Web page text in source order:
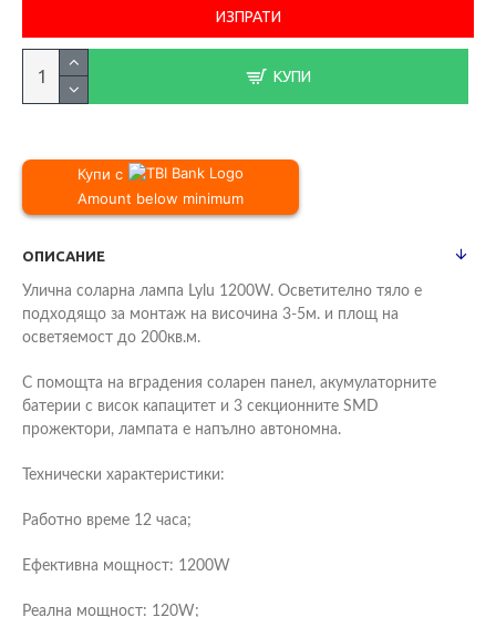
КУПИ
Купи с
Amount below minimum
ОПИСАНИЕ
Улична соларна лампа Lylu 1200W. Осветително тяло е
подходящо за монтаж на височина 3-5м. и площ на
осветяемост до 200кв.м.
С помощта на вградения соларен панел, акумулаторните
батерии с висок капацитет и 3 секционните SMD
прожектори, лампата е напълно автономна.
Технически характеристики:
Работно време 12 часа;
Ефективна мощност: 1200W
Реална мощност: 120W;